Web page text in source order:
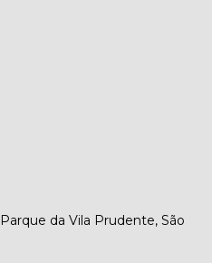
da Vila Prudente, São